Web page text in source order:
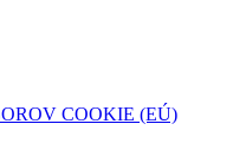
COOKIE (EÚ)